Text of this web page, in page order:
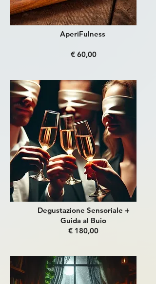
AperiFulness
€ 60,00
Degustazione Sensoriale +
Guida al Buio
€ 180,00